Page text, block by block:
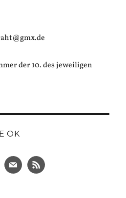
der 10. des jeweiligen
OK